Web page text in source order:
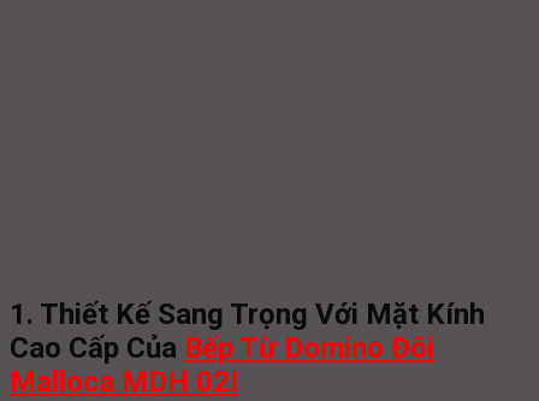
1. Thiết Kế Sang Trọng Với Mặt Kính
Cao Cấp Của Bếp Từ Domino Đôi
Malloca MDH 02I